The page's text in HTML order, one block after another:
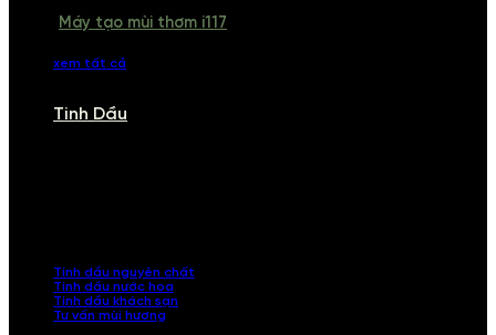
Máy tạo mùi thơm i117
xem tất cả
Tinh Dầu
Tinh dầu nguyên chất
Tinh dầu nước hoa
Tinh dầu khách sạn
Tư vấn mùi hương